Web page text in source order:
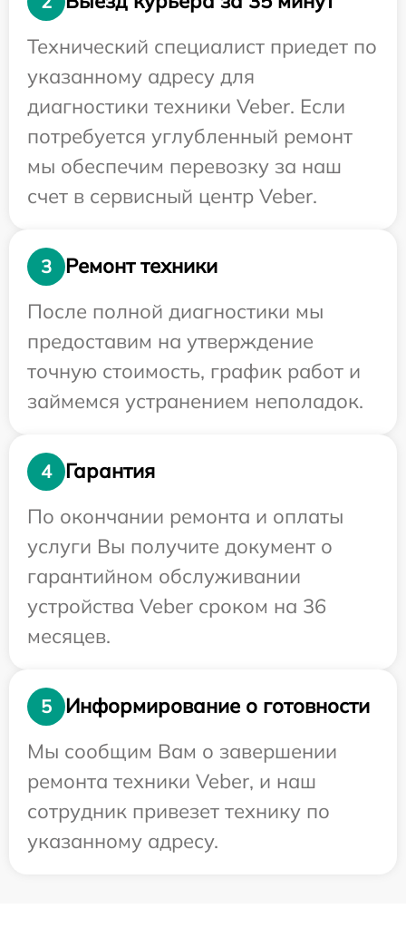
Технический специалист приедет по
указанному адресу для
диагностики техники Veber. Если
потребуется углубленный ремонт
мы обеспечим перевозку за наш
счет в сервисный центр Veber.
3
Ремонт техники
После полной диагностики мы
предоставим на утверждение
точную стоимость, график работ и
займемся устранением неполадок.
4
Гарантия
По окончании ремонта и оплаты
услуги Вы получите документ о
гарантийном обслуживании
устройства Veber сроком на 36
месяцев.
5
Информирование о готовности
Мы сообщим Вам о завершении
ремонта техники Veber, и наш
сотрудник привезет технику по
указанному адресу.